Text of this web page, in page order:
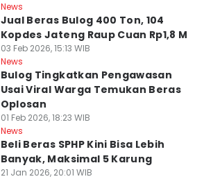
News
Jual Beras Bulog 400 Ton, 104
Kopdes Jateng Raup Cuan Rp1,8 M
03 Feb 2026, 15:13 WIB
News
Bulog Tingkatkan Pengawasan
Usai Viral Warga Temukan Beras
Oplosan
01 Feb 2026, 18:23 WIB
News
Beli Beras SPHP Kini Bisa Lebih
Banyak, Maksimal 5 Karung
21 Jan 2026, 20:01 WIB